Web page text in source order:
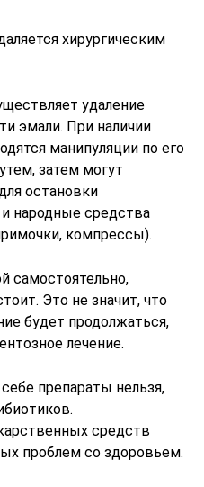
хирургическим
удаление
эмали. При наличии
манипуляции по его
затем могут
остановки
народные средства
компрессы).
самостоятельно,
Это не значит, что
будет продолжаться,
лечение.
препараты нельзя,
средств
проблем со здоровьем.